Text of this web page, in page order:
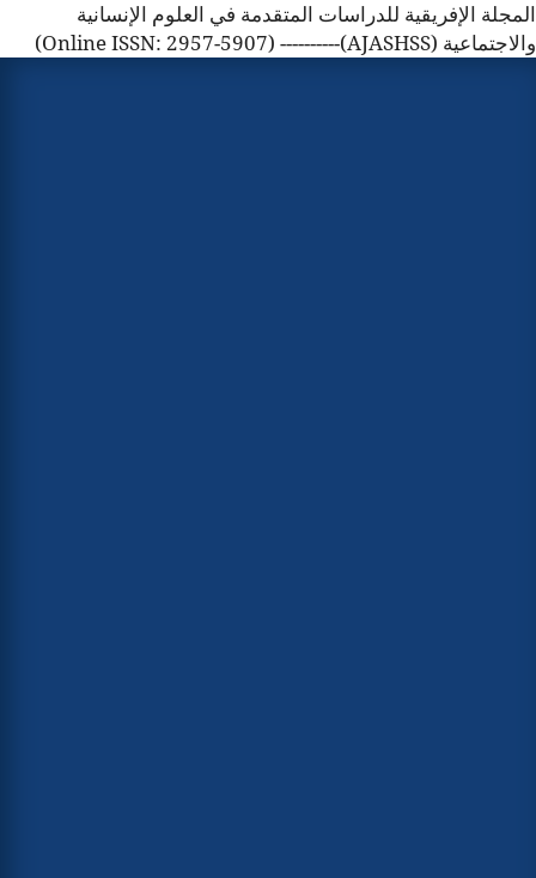
المجلة الإفريقية للدراسات المتقدمة في العلوم الإنسانية
والاجتماعية (AJASHSS)---------- (Online ISSN: 2957-5907)